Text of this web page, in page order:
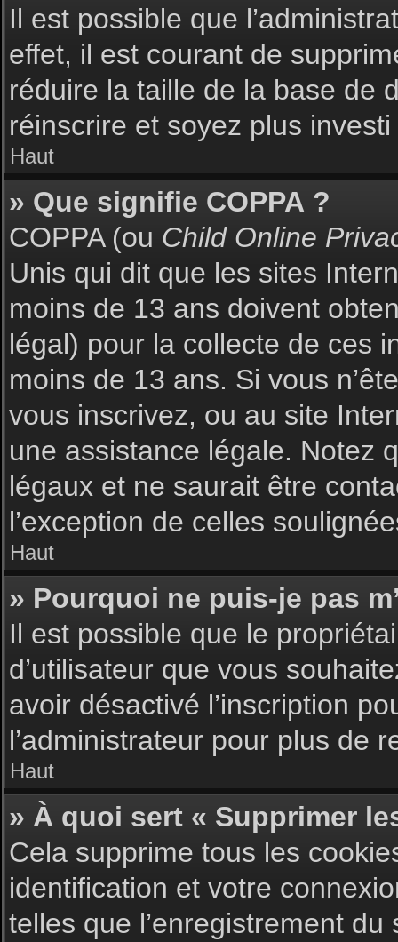
Il est possible que
effet, il est courant de
réduire la taille de la base de
réinscrire et soyez plus
Haut
» Que signifie COPPA ?
COPPA (ou Child Online
Unis qui dit que les sites
moins de 13 ans doivent
légal) pour la collecte de ces
moins de 13 ans. Si vous
vous inscrivez, ou au site
une assistance légale. Notez
légaux et ne saurait être
l’exception de celles
Haut
» Pourquoi ne puis-je pas
Il est possible que le
d’utilisateur que vous
avoir désactivé l’inscription
l’administrateur pour plus de
Haut
» À quoi sert « Supprimer
Cela supprime tous les
identification et votre
telles que l’enregistrement